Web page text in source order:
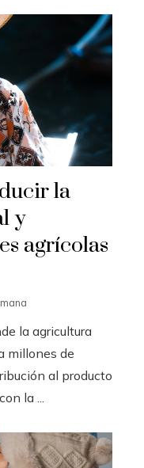
la
y
agrícolas
la agricultura
millones de
al producto
la ...